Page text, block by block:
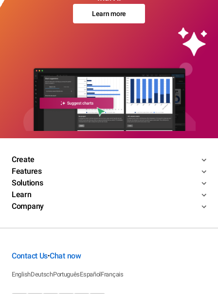
Learn more
Create
Features
Solutions
Learn
Company
Contact Us•Chat now
EnglishDeutschPortuguêsEspañolFrançais